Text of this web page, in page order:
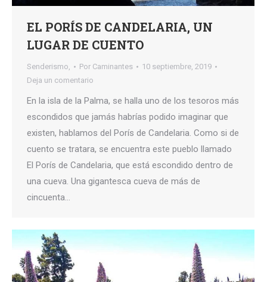
EL PORÍS DE CANDELARIA, UN
LUGAR DE CUENTO
Senderismo, Por Caminantes
10 septiembre, 2019
Deja un comentario
En la isla de la Palma, se halla uno de los tesoros más
escondidos que jamás habrías podido imaginar que
existen, hablamos del Porís de Candelaria. Como si de
cuento se tratara, se encuentra este pueblo llamado
El Porís de Candelaria, que está escondido dentro de
una cueva. Una gigantesca cueva de más de
cincuenta…